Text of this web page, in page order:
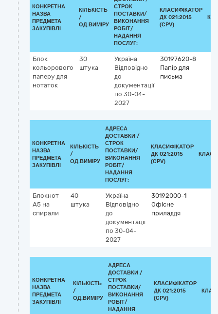
КОНКРЕТНА
НАЗВА
ПРЕДМЕТА
ЗАКУПІВЛІ
КІЛЬКІСТЬ
/
ОД.ВИМІРУ
СТРОК
ПОСТАВКИ/
ВИКОНАННЯ
РОБІТ/
НАДАННЯ
ПОСЛУГ:
КЛАСИФІКАТОР
ДК 021:2015
(CPV)
Блок
кольорового
паперу для
нотаток
30
штука
Україна
Відповідно
до
документації
по 30-04-
2027
30197620-8
Папір для
письма
КОНКРЕТНА
НАЗВА
ПРЕДМЕТА
ЗАКУПІВЛІ
КІЛЬКІСТЬ
/
ОД.ВИМІРУ
АДРЕСА
ДОСТАВКИ /
СТРОК
ПОСТАВКИ/
ВИКОНАННЯ
РОБІТ/
НАДАННЯ
ПОСЛУГ:
КЛАСИФІКАТОР
ДК 021:2015
(CPV)
Блокнот
А5 на
спирали
40
штука
Україна
Відповідно
до
документації
по 30-04-
2027
30192000-1
Офісне
приладдя
КОНКРЕТНА
НАЗВА
ПРЕДМЕТА
ЗАКУПІВЛІ
КІЛЬКІСТЬ
/
ОД.ВИМІРУ
АДРЕСА
ДОСТАВКИ /
СТРОК
ПОСТАВКИ/
ВИКОНАННЯ
РОБІТ/
НАДАННЯ
КЛАСИФІКАТОР
ДК 021:2015
(CPV)